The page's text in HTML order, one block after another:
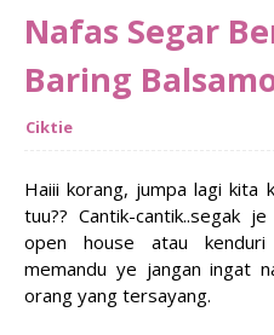
Nafas Segar
Baring
Ciktie
Haiii korang, jumpa lagi kita
tuu?? Cantik-cantik..segak
open house atau
memandu ye jangan ingat
orang yang tersayang.